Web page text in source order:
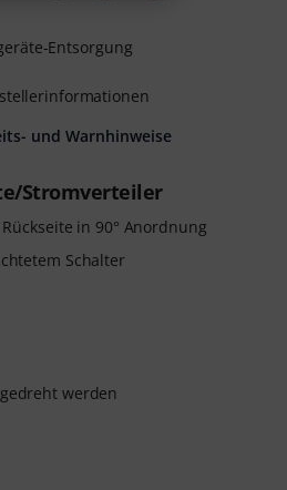
Stromverteiler
in 90° Anordnung
Schalter
werden
Entsorgung
und Warnhinweise